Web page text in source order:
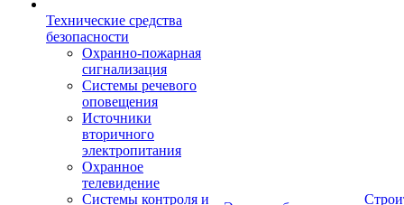
Технические средства
безопасности
Охранно-пожарная
сигнализация
Системы речевого
оповещения
Источники
вторичного
электропитания
Охранное
телевидение
Системы контроля и